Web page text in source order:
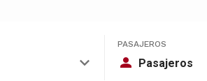
PASAJEROS
Pasajeros